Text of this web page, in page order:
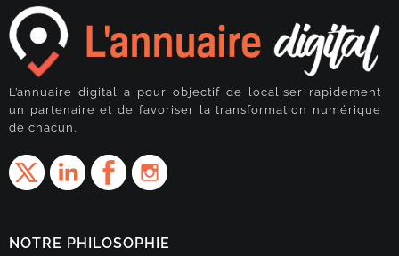
L’annuaire digital a pour objectif de localiser rapidement
un partenaire et de favoriser la transformation numérique
de chacun.
NOTRE PHILOSOPHIE